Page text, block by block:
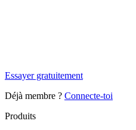
Essayer gratuitement
Déjà membre ? Connecte-toi
Produits